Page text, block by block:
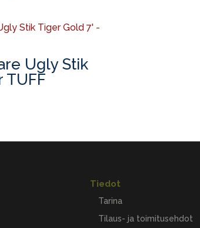
Ugly Stik
TUFF
Tiedot
Tarina
Tilaus- ja toimitusehdot